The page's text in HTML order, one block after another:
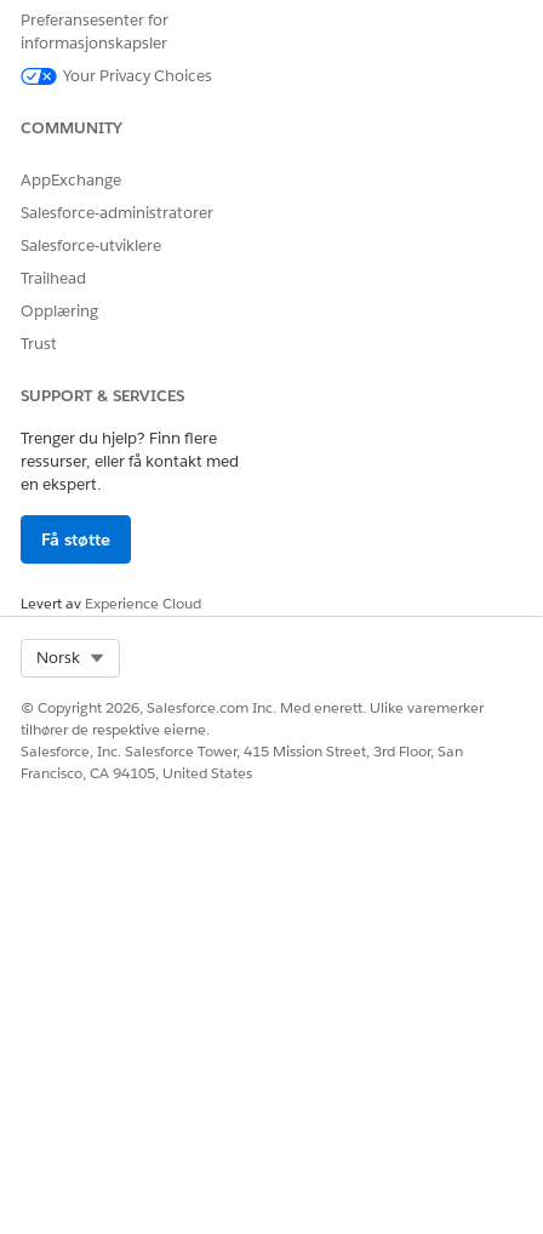
av typen RevenueLifecycleManagement.
Livssyklusbehandling for bestillinger
Definer de mulige statusene og overgangene for en
bestilling ved å bruke bestillingslivssyklus. Definer for
Behandlet og fra Behandlet til Innfridd.
Send bestilling til dynamisk omsetningsorkestrator
(DRO) for innfrielse ved å bruke den kallbare handlingen
Send salgstransaksjon i flyter eller Apex. Automatisering av
denne prosessen via postutløste flyter sørger for at alle
etter at angitte kriterier er oppfylt. Tilpassing av
Orchestration Plan (Orkestreringsplan) og Orchestration
Submission Status (Orkestreringsinnsendingsstatus) gir
brukere sanntids synlighet av innfrielsesfremdriften.
Endre aktiverte bestillinger før innfrielse i
Omsetningsbehandling
tilleggsendringsbestillinger til å endre eksisterende
funksjonen fanger opp endringer i en lenket bestilling for
å etablere en forent bestillingsvisning, effektivisere
bestillingsendring og forbedre nøyaktigheten.
Preferansesenter for
informasjonskapsler
Your Privacy Choices
COMMUNITY
AppExchange
Salesforce-administratorer
Salesforce-utviklere
Trailhead
Opplæring
Trust
SUPPORT & SERVICES
Trenger du hjelp? Finn flere
ressurser, eller få kontakt med
en ekspert.
Få støtte
Levert av Experience Cloud
Norsk
© Copyright 2026, Salesforce.com Inc. Med enerett. Ulike varemerker
tilhører de respektive eierne.
Salesforce, Inc. Salesforce Tower, 415 Mission Street, 3rd Floor, San
Francisco, CA 94105, United States